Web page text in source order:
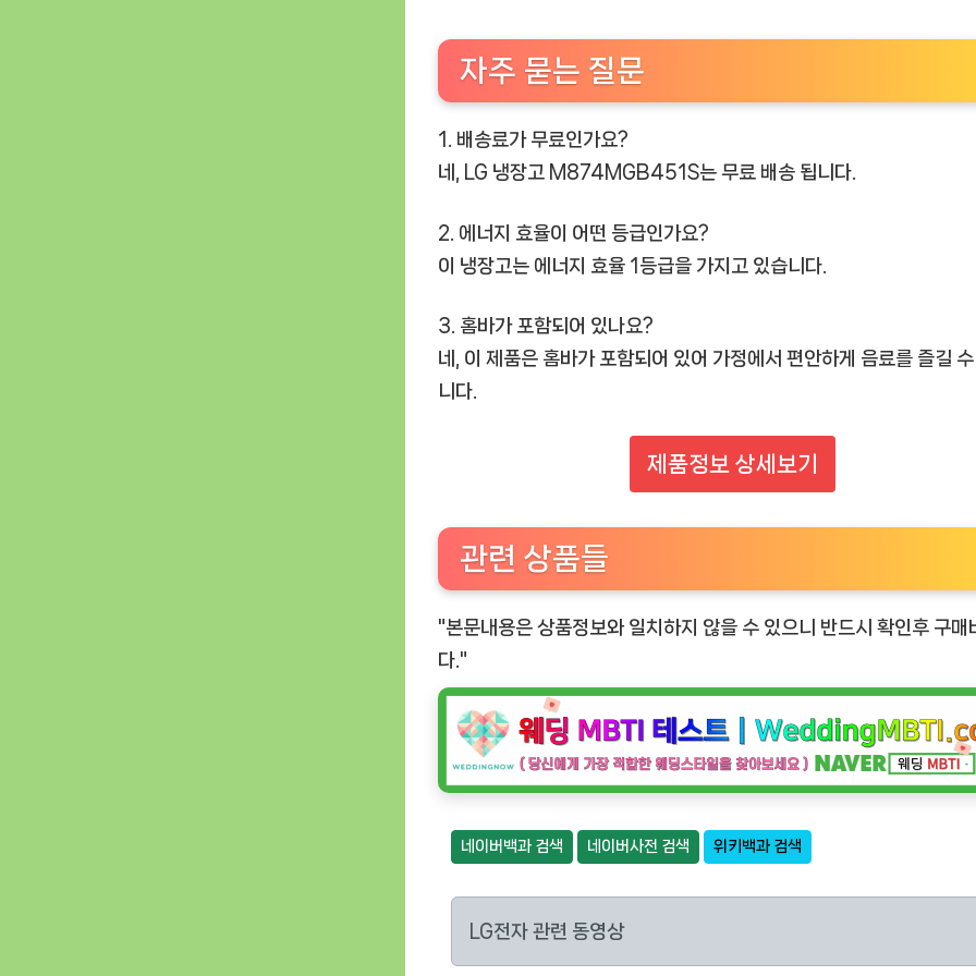
자주 묻는 질문
1. 배송료가 무료인가요?
네, LG 냉장고 M874MGB451S는 무료 배송 됩니다.
2. 에너지 효율이 어떤 등급인가요?
이 냉장고는 에너지 효율 1등급을 가지고 있습니다.
3. 홈바가 포함되어 있나요?
네, 이 제품은 홈바가 포함되어 있어 가정에서 편안하게 음료를 즐길
니다.
제품정보 상세보기
관련 상품들
"본문내용은 상품정보와 일치하지 않을 수 있으니 반드시 확인후 구매
다."
네이버백과 검색 네이버사전 검색 위키백과 검색
LG전자 관련 동영상